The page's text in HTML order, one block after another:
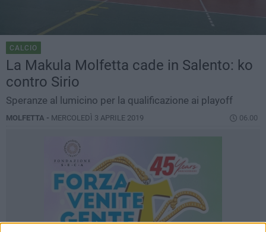
CALCIO
La Makula Molfetta cade in Salento: ko
contro Sirio
Speranze al lumicino per la qualificazione ai playoff
MOLFETTA - MERCOLEDÌ 3 APRILE 2019 06.00